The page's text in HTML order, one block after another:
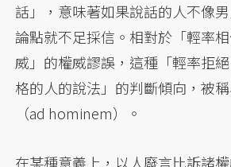
話」，意味著如果說話的人不像
論點就不足採信。相對於「輕率
威」的權威謬誤，這種「輕率拒
格的人的說法」的判斷傾向，被稱
（ad hominem）。
在某種意義上，以人廢言比訴諸